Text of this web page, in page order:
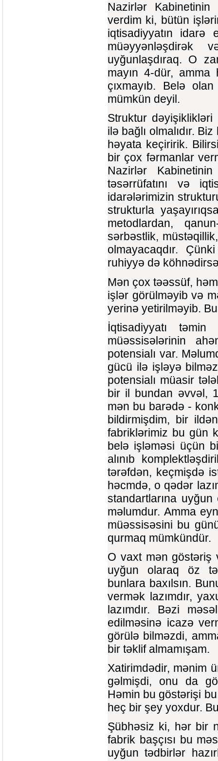
Nazirlər
verdim ki, bütün
iqtisadiyyatın idarə
müəyyənləşdirək
uyğunlaşdıraq. O
mayın 4-dür,
çıxmayıb. Belə
mümkün deyil.
Struktur dəyişiklikləri
ilə bağlı olmalıdır.
həyata keçiririk.
bir çox fərmanlar
Nazirlər
təsərrüfatını və
idarələrimizin
strukturla
metodlardan,
sərbəstlik,
olmayacaqdır.
ruhiyyə də
Mən çox təəssüf,
işlər görülməyib və
yerinə yetirilməyib.
İqtisadiyyatı
müəssisələrinin
potensialı var.
gücü ilə işləyə
potensialı müasir
bir il bundan əvvəl,
mən bu barədə -
bildirmişdim, bir
fabriklərimiz bu gün
belə işləməsi üçün
alınıb
tərəfdən, keçmişdə
həcmdə, o qədər
standartlarına
məlumdur. Amma
müəssisəsini bu
qurmaq mümkündür.
O vaxt mən göstəriş
uyğun olaraq öz
bunlara baxılsın.
vermək lazımdır,
lazımdır. Bəzi
edilməsinə icazə
görülə bilməzdi,
bir təklif almamışam.
Xatirimdədir, mənim
gəlmişdi, onu da
Həmin bu göstərişi
heç bir şey yoxdur.
Şübhəsiz ki, hər bir
fabrik başçısı bu
uyğun tədbirlər